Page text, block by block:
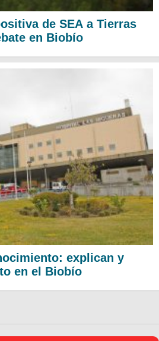
de SEA a Tierras
en Biobío
explican y
en el Biobío